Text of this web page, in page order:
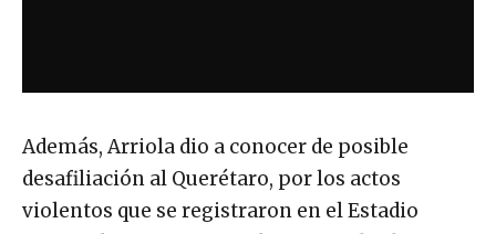
Además, Arriola dio a conocer de posible
desafiliación al Querétaro, por los actos
violentos que se registraron en el Estadio